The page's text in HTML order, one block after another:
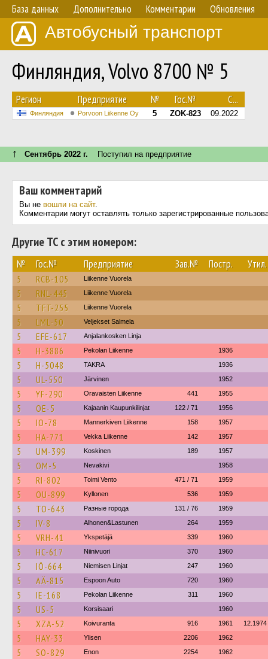
База данных Дополнительно Комментарии Обновления
Автобусный транспорт
Финляндия, Volvo 8700 № 5
Регион Предприятие № Гос.№ С...
Финляндия Porvoon Liikenne Oy 5 ZOK-823 09.2022
↑ Сентябрь 2022 г. Поступил на предприятие
Ваш комментарий
Вы не вошли на сайт.
Комментарии могут оставлять только зарегистрированные
Другие ТС с этим номером:
№ Гос.№ Предприятие Зав.№ Постр. Утил.
5 RCB-105 Liikenne Vuorela
5 RNL-445 Liikenne Vuorela
5 TFT-255 Liikenne Vuorela
5 LML-50 Veljekset Salmela
5 EFE-617 Anjalankosken Linja
5 H-3886 Pekolan Liikenne 1936
5 H-5048 TAKRA 1936
5 UL-550 Järvinen 1952
5 YF-290 Oravaisten Liikenne 441 1955
5 OE-5 Kajaanin Kaupunkilinjat 122 / 71 1956
5 IO-78 Mannerkiven Liikenne 158 1957
5 HA-771 Vekka Liikenne 142 1957
5 UM-399 Koskinen 189 1957
5 OM-5 Nevakivi 1958
5 RI-802 Toimi Vento 471 / 71 1959
5 OU-899 Kyllonen 536 1959
5 TO-643 Разные города 131 / 76 1959
5 IV-8 Alhonen&Lastunen 264 1959
5 VRH-41 Ykspetäjä 339 1960
5 HC-617 Niinivuori 370 1960
5 IÖ-664 Niemisen Linjat 247 1960
5 AÄ-815 Espoon Auto 720 1960
5 IE-168 Pekolan Liikenne 311 1960
5 US-5 Korsisaari 1960
5 XZA-52 Koivuranta 916 1961 12.1974
5 HAY-33 Ylisen 2206 1962
5 SO-829 Enon 2254 1962